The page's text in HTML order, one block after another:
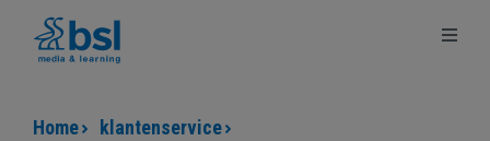
content
footer
Terug
Home
klantenservice